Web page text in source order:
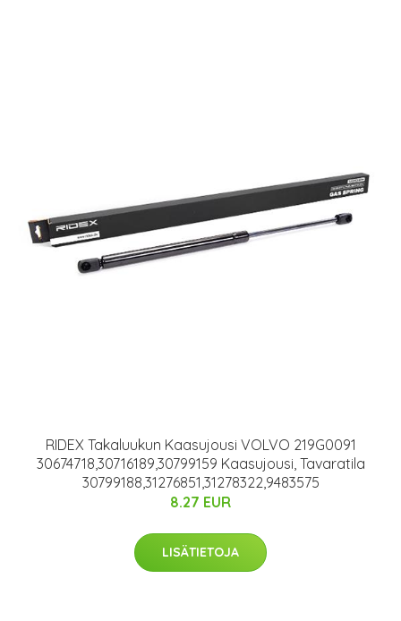
RIDEX Takaluukun Kaasujousi VOLVO 219G0091
30674718,30716189,30799159 Kaasujousi, Tavaratila
30799188,31276851,31278322,9483575
8.27 EUR
LISÄTIETOJA